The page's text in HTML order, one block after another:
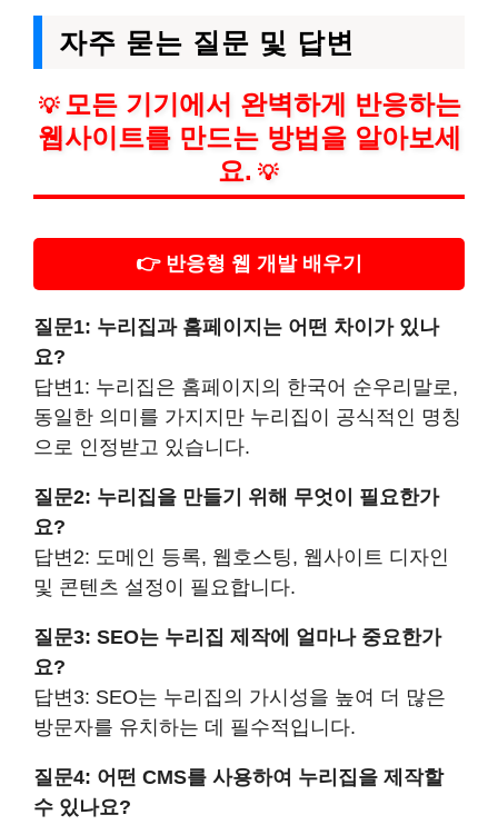
자주 묻는 질문 및 답변
💡 모든 기기에서 완벽하게 반응하는
웹사이트를 만드는 방법을 알아보세
요. 💡
👉 반응형 웹 개발 배우기
질문1: 누리집과 홈페이지는 어떤 차이가 있나
요?
답변1: 누리집은 홈페이지의 한국어 순우리말로,
동일한 의미를 가지지만 누리집이 공식적인 명칭
으로 인정받고 있습니다.
질문2: 누리집을 만들기 위해 무엇이 필요한가
요?
답변2: 도메인 등록, 웹호스팅, 웹사이트 디자인
및 콘텐츠 설정이 필요합니다.
질문3: SEO는 누리집 제작에 얼마나 중요한가
요?
답변3: SEO는 누리집의 가시성을 높여 더 많은
방문자를 유치하는 데 필수적입니다.
질문4: 어떤 CMS를 사용하여 누리집을 제작할
수 있나요?